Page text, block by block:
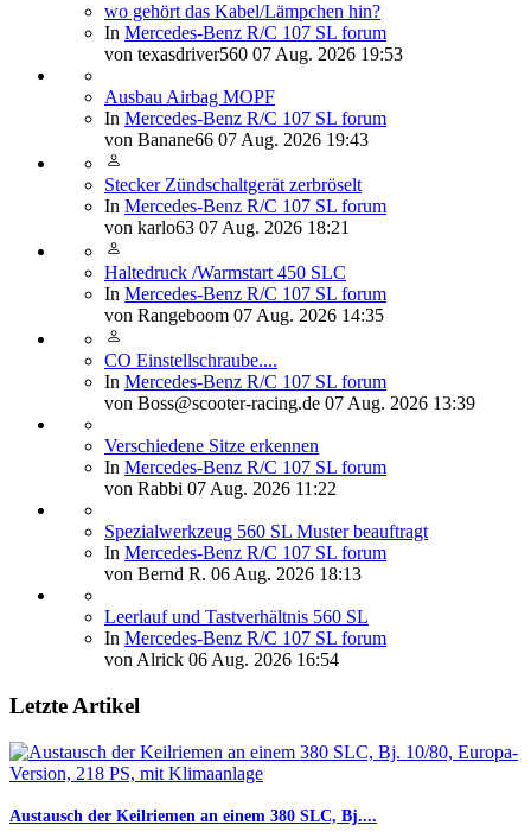
wo gehört das Kabel/Lämpchen hin?
In Mercedes-Benz R/C 107 SL forum
von texasdriver560 07 Aug. 2026 19:53
Ausbau Airbag MOPF
In Mercedes-Benz R/C 107 SL forum
von Banane66 07 Aug. 2026 19:43
Stecker Zündschaltgerät zerbröselt
In Mercedes-Benz R/C 107 SL forum
von karlo63 07 Aug. 2026 18:21
Haltedruck /Warmstart 450 SLC
In Mercedes-Benz R/C 107 SL forum
von Rangeboom 07 Aug. 2026 14:35
CO Einstellschraube....
In Mercedes-Benz R/C 107 SL forum
von Boss@scooter-racing.de 07 Aug. 2026 13:39
Verschiedene Sitze erkennen
In Mercedes-Benz R/C 107 SL forum
von Rabbi 07 Aug. 2026 11:22
Spezialwerkzeug 560 SL Muster beauftragt
In Mercedes-Benz R/C 107 SL forum
von Bernd R. 06 Aug. 2026 18:13
Leerlauf und Tastverhältnis 560 SL
In Mercedes-Benz R/C 107 SL forum
vonAlrick 06 Aug. 2026 16:54
Letzte Artikel
Austausch der Keilriemen an einem 380 SLC, Bj....